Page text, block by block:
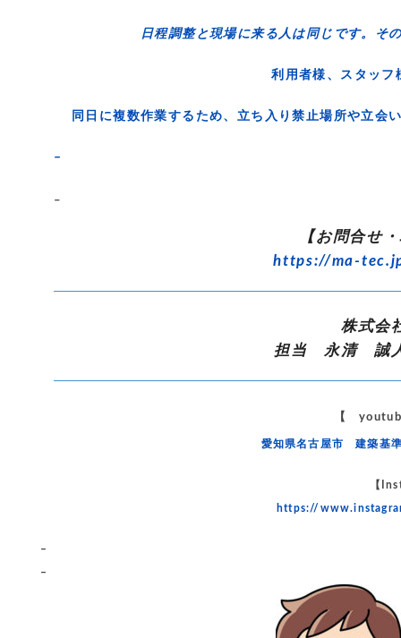
日程調整と現場に来る人は同じです。そ
利用者様、スタッ
同日に複数作業するため、立ち入り禁止場所や立会
–
–
【お問合せ
https://ma-
株式会
担当 永清 誠
【
愛知県名古屋市 建築基
【
https://
–
–